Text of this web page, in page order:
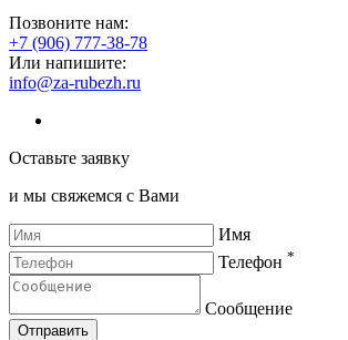
Позвоните нам:
+7 (906) 777-38-78
Или напишите:
info@za-rubezh.ru
Оставьте заявку
и мы свяжемся с Вами
Имя
Телефон *
Сообщение
Отправить